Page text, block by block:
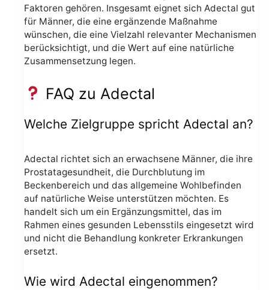
Faktoren gehören. Insgesamt eignet sich Adectal gut
für Männer, die eine ergänzende Maßnahme
wünschen, die eine Vielzahl relevanter Mechanismen
berücksichtigt, und die Wert auf eine natürliche
Zusammensetzung legen.
FAQ zu Adectal
Welche Zielgruppe spricht Adectal an?
Adectal richtet sich an erwachsene Männer, die ihre
Prostatagesundheit, die Durchblutung im
Beckenbereich und das allgemeine Wohlbefinden
auf natürliche Weise unterstützen möchten. Es
handelt sich um ein Ergänzungsmittel, das im
Rahmen eines gesunden Lebensstils eingesetzt wird
und nicht die Behandlung konkreter Erkrankungen
ersetzt.
Wie wird Adectal eingenommen?